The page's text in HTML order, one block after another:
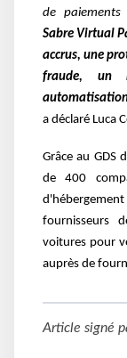
de
Sabre Virtual
accrus, une
fraude, un
a déclaré Luca
Grâce au GDS
de 400
fournisseurs
voitures pour
auprès de
Article signé